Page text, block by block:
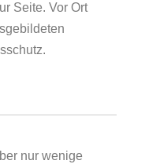
Seite. Vor Ort
nur wenige